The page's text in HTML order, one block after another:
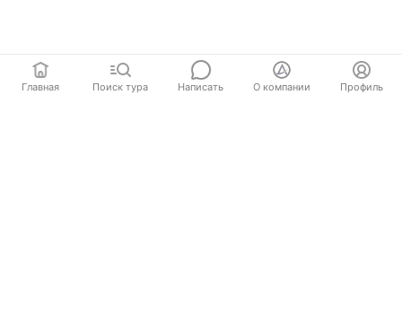
Главная Поиск тура Написать О компании Профиль